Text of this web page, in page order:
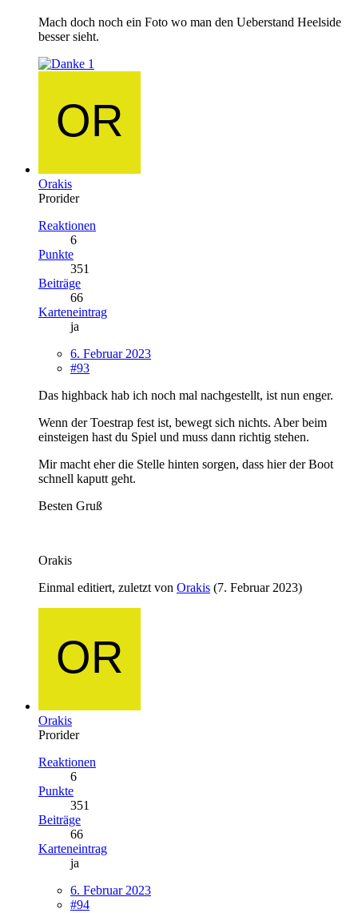
Mach doch noch ein Foto wo man den Ueberstand Heelside
besser sieht.
1
Orakis
Prorider
Reaktionen
6
Punkte
351
Beiträge
66
Karteneintrag
ja
6. Februar 2023
#93
Das highback hab ich noch mal nachgestellt, ist nun enger.
Wenn der Toestrap fest ist, bewegt sich nichts. Aber beim
einsteigen hast du Spiel und muss dann richtig stehen.
Mir macht eher die Stelle hinten sorgen, dass hier der Boot
schnell kaputt geht.
Besten Gruß
Orakis
Einmal editiert, zuletzt von Orakis (7. Februar 2023)
Orakis
Prorider
Reaktionen
6
Punkte
351
Beiträge
66
Karteneintrag
ja
6. Februar 2023
#94